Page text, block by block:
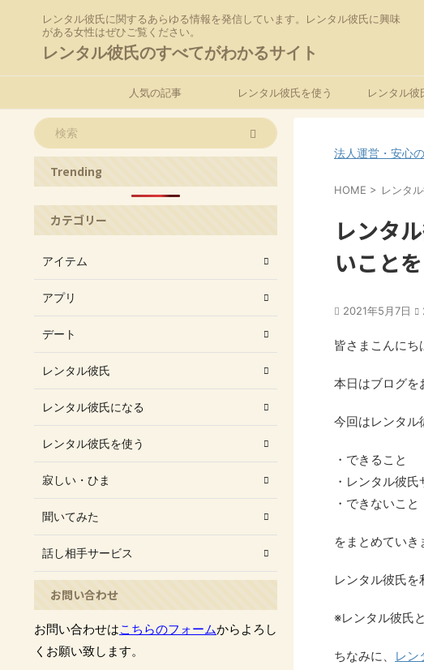
レンタル彼氏に関するあらゆる情報を発信しています。レンタル彼氏に興味
がある女性はぜひご覧ください。
レンタル彼氏のすべてがわかるサイト
人気の記事 レンタル彼氏を使う レンタル彼
法人運営・安心
HOME > レンタ
レンタ
いこと
2021年5月7日
皆さまこんにち
本日はブログを
今回はレンタル
・できること
・レンタル彼
・できないこと
をまとめていき
レンタル彼氏を
※レンタル彼氏
ちなみに、 レン
Trending
カテゴリー
アイテム
アプリ
デート
レンタル彼氏
レンタル彼氏になる
レンタル彼氏を使う
寂しい・ひま
聞いてみた
話し相手サービス
お問い合わせ
お問い合わせはこちらのフォームからよろし
くお願い致します。